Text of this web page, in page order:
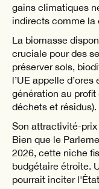
gains climatiques
indirects comme la
La biomasse
cruciale pour des
préserver sols,
l’UE appelle
génération au
déchets et résidus).
Son attractivité-prix
Bien que le
2026, cette niche
budgétaire étroite.
pourrait inciter